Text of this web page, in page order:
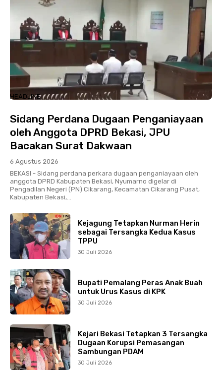
HEADLINE
Sidang Perdana Dugaan Penganiayaan
oleh Anggota DPRD Bekasi, JPU
Bacakan Surat Dakwaan
6 Agustus 2026
BEKASI - Sidang perdana perkara dugaan penganiayaan oleh
anggota DPRD Kabupaten Bekasi, Nyumarno digelar di
Pengadilan Negeri (PN) Cikarang, Kecamatan Cikarang Pusat,
Kabupaten Bekasi,...
Kejagung Tetapkan Nurman Herin
sebagai Tersangka Kedua Kasus
TPPU
30 Juli 2026
Bupati Pemalang Peras Anak Buah
untuk Urus Kasus di KPK
30 Juli 2026
Kejari Bekasi Tetapkan 3 Tersangka
Dugaan Korupsi Pemasangan
Sambungan PDAM
30 Juli 2026